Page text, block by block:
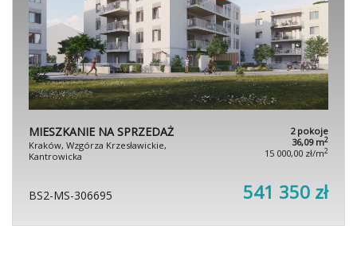
MIESZKANIE NA SPRZEDAŻ
Kraków, Wzgórza Krzesławickie,
Kantrowicka
2 pokoje
36,09 m2
15 000,00 zł/m2
BS2-MS-306695 541 350 zł